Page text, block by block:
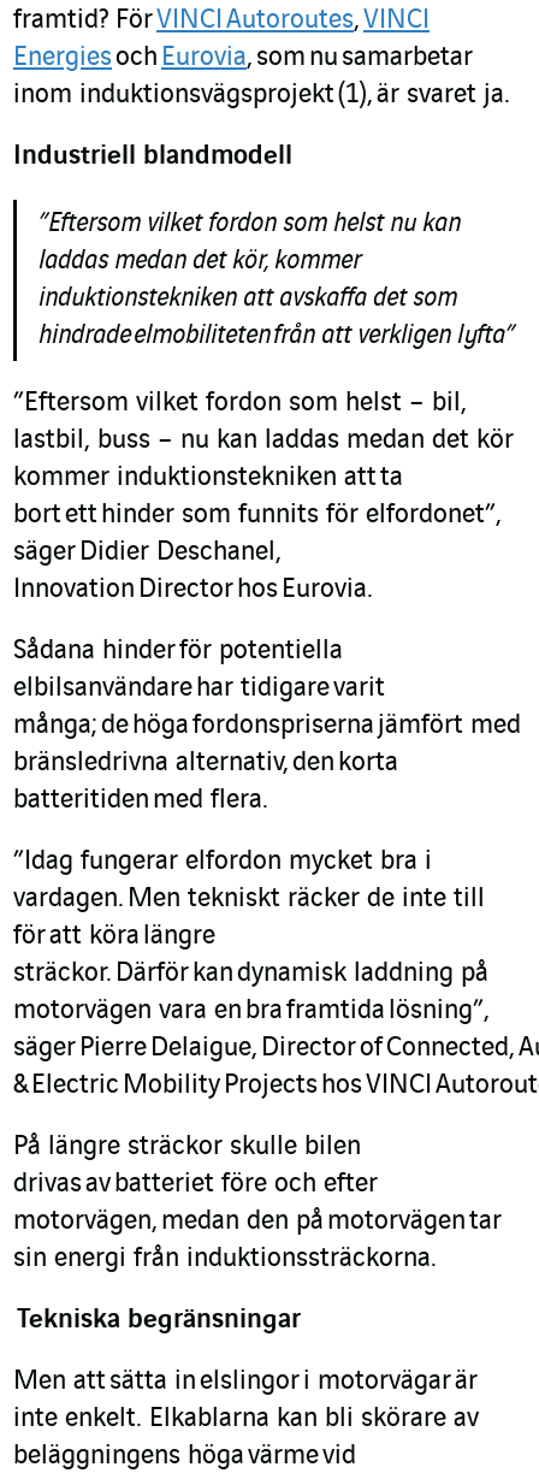
framtid? FörVINCI Autoroutes,VINCI
Energiesoch Eurovia, som nu samarbetar
inom induktionsvägsprojekt(1),är svaret ja.
Industriell blandmodell
”Eftersom vilket fordon som helst nu kan
laddas medan det kör, kommer
induktionstekniken att avskaffa det som
hindradeelmobilitetenfrån att verkligen lyfta”
”Eftersom vilket fordon som helst – bil,
lastbil, buss – nu kan laddas medan det kör
kommer induktionstekniken attta
bortetthinder som funnits för elfordonet”,
säger Didier Deschanel,
Innovation Directorhos Eurovia.
Sådana hinderför potentiella
elbilsanvändarehar tidigarevarit
många;dehögafordonspriserna jämfört med
bränsledrivna alternativ,den korta
batteritiden med flera.
”Idag fungerar elfordon mycket bra i
vardagen. Men tekniskt räcker de inte till
föratt köra längre
sträckor. Därförkandynamisk laddning på
motorvägen vara en braframtida lösning”,
säger Pierre Delaigue, DirectorofConnected,
&Electric Mobility ProjectshosVINCI
På längre sträckor skulle bilen
drivasavbatteriet före och efter
motorvägen, medan den på motorvägentar
sin energi från induktionssträckorna.
Tekniska begränsningar
Men attsätta inelslingori motorvägarär
inte enkelt. Elkablarna kan bli skörare av
beläggningens högavärmevid